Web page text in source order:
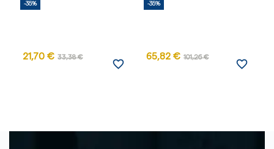
-35%
21,70 € 33,38 €
favorite_border
-35%
65,82 € 101,26 €
favorite_border